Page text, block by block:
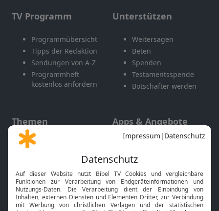
TV Programm
Programmübersicht
Tipps der Redaktion
Sendungen von A-Z
Programmheft
kostenlos anfordern
Unterstützen
Weitersagen
Beten
Spenden
Testamentsspende
Botschafter werden
Themen
Gott und Bibel erklärt
Neuigkeiten
Apps & Angebote
Mobile App
Smart TV
HbbTV
Bibelthek Online-Bibel